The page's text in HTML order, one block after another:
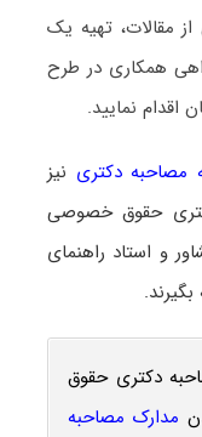
مقالات، تهیه یک
همکاری در طرح
اقدام نمایید.
مصاحبه دکتری نیز
حقوق خصوصی
و استاد راهنمای
دکتری حقوق
مدارک مصاحبه